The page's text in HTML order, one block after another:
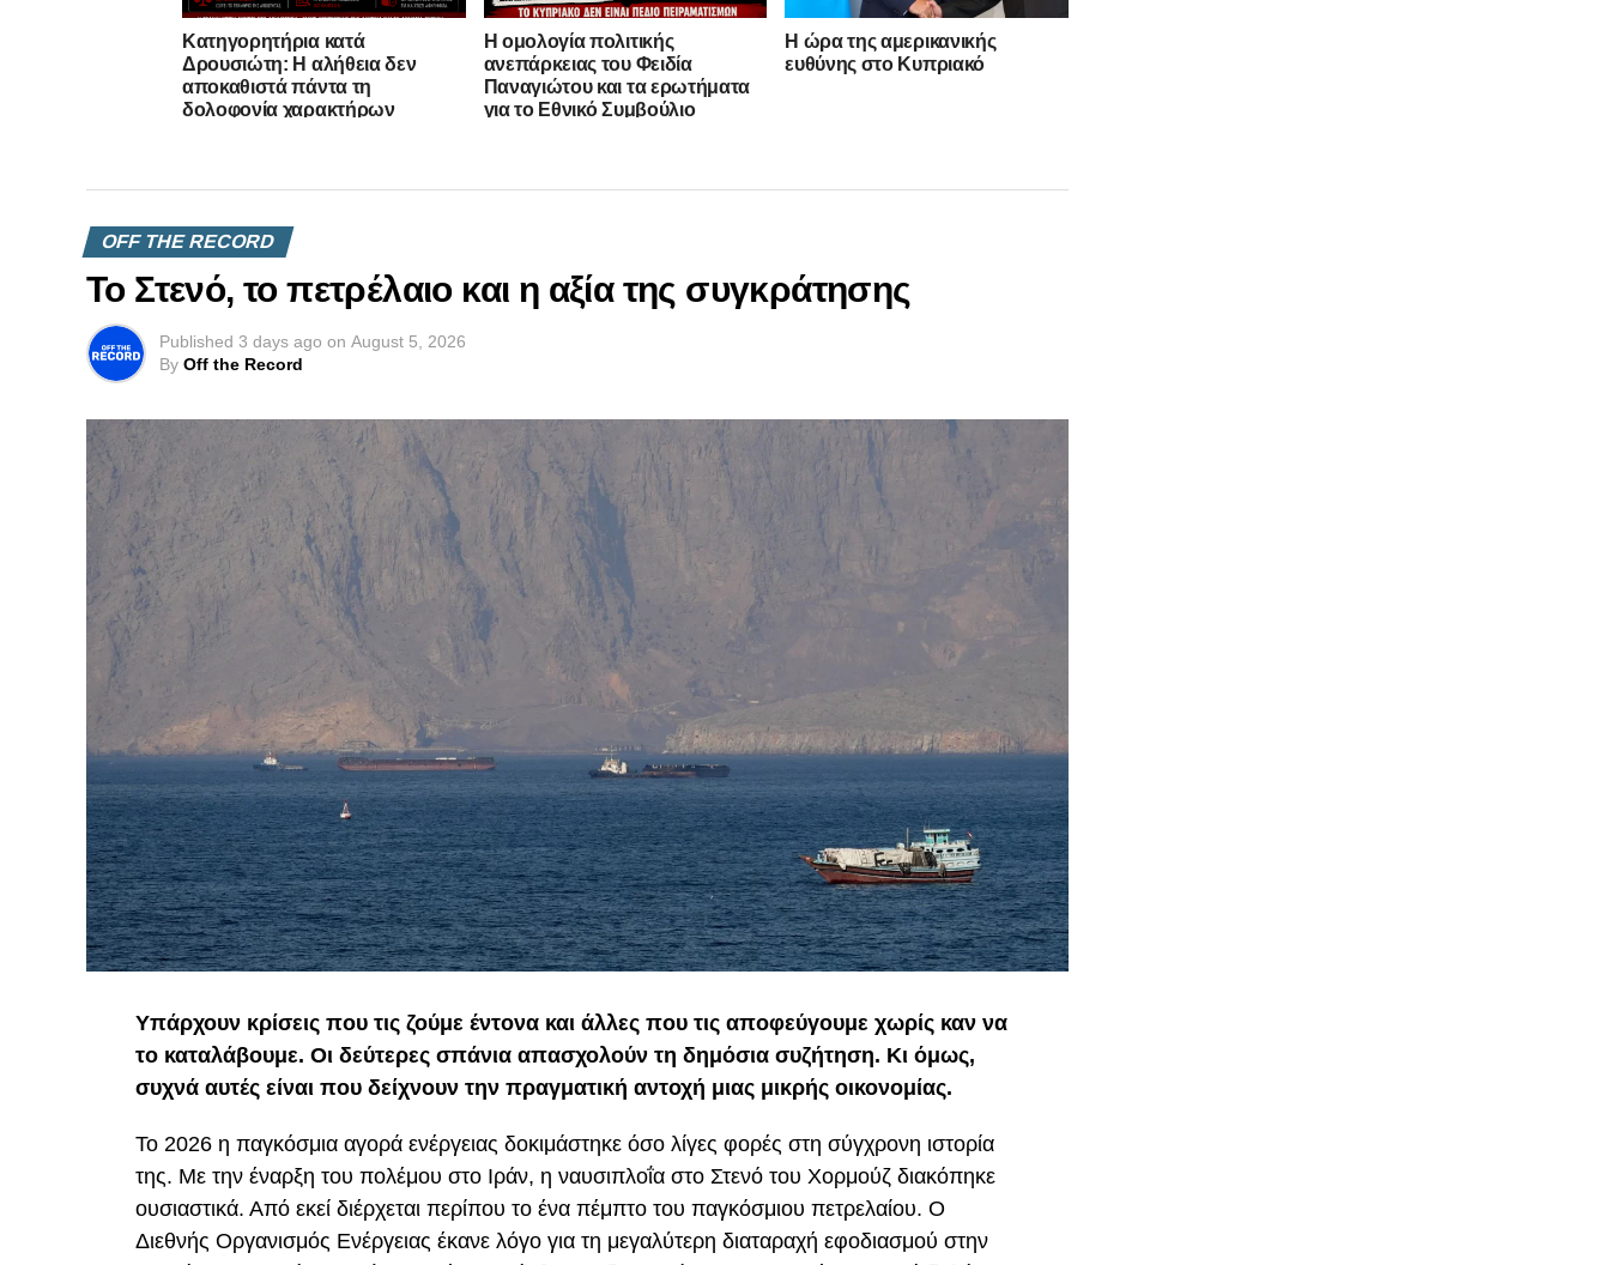
Κατηγορητήρια κατά
Δρουσιώτη: Η αλήθεια δεν
αποκαθιστά πάντα τη
δολοφονία χαρακτήρων
Η ομολογία πολιτικής
ανεπάρκειας του Φειδία
Παναγιώτου και τα ερωτήματα
για το Εθνικό Συμβούλιο
Η ώρα της αμερικανικής
ευθύνης στο Κυπριακό
OFF THE RECORD
Το Στενό, το πετρέλαιο και η αξία της συγκράτησης
Published 3 days ago on August 5, 2026
By Off the Record
Υπάρχουν κρίσεις που τις ζούμε έντονα και άλλες που τις αποφεύγουμε χωρίς καν να
το καταλάβουμε. Οι δεύτερες σπάνια απασχολούν τη δημόσια συζήτηση. Κι όμως,
συχνά αυτές είναι που δείχνουν την πραγματική αντοχή μιας μικρής οικονομίας.
Το 2026 η παγκόσμια αγορά ενέργειας δοκιμάστηκε όσο λίγες φορές στη σύγχρονη ιστορία
της. Με την έναρξη του πολέμου στο Ιράν, η ναυσιπλοΐα στο Στενό του Χορμούζ διακόπηκε
ουσιαστικά. Από εκεί διέρχεται περίπου το ένα πέμπτο του παγκόσμιου πετρελαίου. Ο
Διεθνής Οργανισμός Ενέργειας έκανε λόγο για τη μεγαλύτερη διαταραχή εφοδιασμού στην